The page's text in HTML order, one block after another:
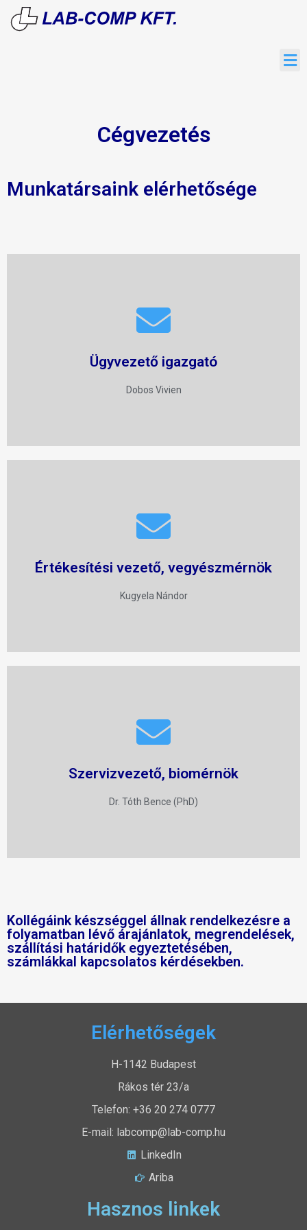
Cégvezetés
Munkatársaink elérhetősége
Ügyvezető igazgató
Dobos Vivien
E-mail
+36 20 242 1626
Értékesítési vezető, vegyészmérnök
Kugyela Nándor
E-mail
+36 20 983 4156
Szervizvezető, biomérnök
Dr. Tóth Bence (PhD)
E-mail
+36 20 242 2188
Kollégáink készséggel állnak rendelkezésre a
folyamatban lévő árajánlatok, megrendelések,
szállítási határidők egyeztetésében,
számlákkal kapcsolatos kérdésekben.
Elérhetőségek
H-1142 Budapest
Rákos tér 23/a
Telefon: +36 20 274 0777
E-mail: labcomp@lab-comp.hu
LinkedIn
Ariba
Hasznos linkek